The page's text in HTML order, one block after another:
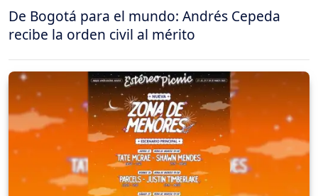
De Bogotá para el mundo: Andrés Cepeda
recibe la orden civil al mérito